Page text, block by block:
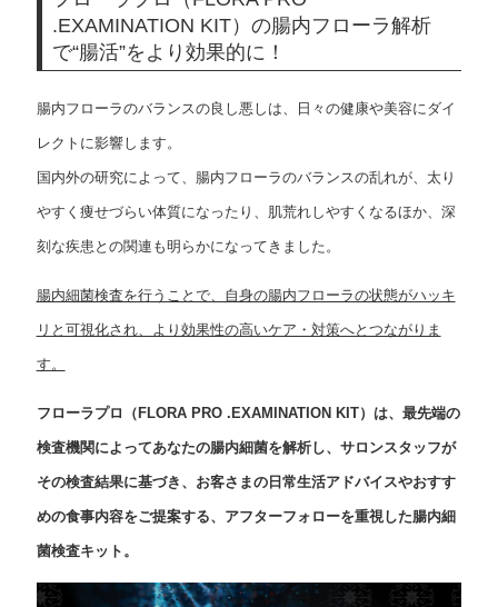
.EXAMINATION KIT）の腸内フローラ解析
で“腸活”をより効果的に！
腸内フローラのバランスの良し悪しは、日々の健康や美容にダイ
レクトに影響します。
国内外の研究によって、腸内フローラのバランスの乱れが、太り
やすく痩せづらい体質になったり、肌荒れしやすくなるほか、深
刻な疾患との関連も明らかになってきました。
腸内細菌検査を行うことで、自身の腸内フローラの状態がハッキ
リと可視化され、より効果性の高いケア・対策へとつながりま
す。
フローラプロ（FLORA PRO .EXAMINATION KIT）は、最先端の
検査機関によってあなたの腸内細菌を解析し、サロンスタッフが
その検査結果に基づき、お客さまの日常生活アドバイスやおすす
めの食事内容をご提案する、アフターフォローを重視した腸内細
菌検査キット。